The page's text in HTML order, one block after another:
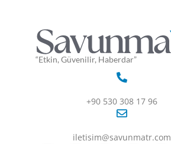
“Etkin, Güvenilir, Haberdar”
+90 530 308 17 96
iletisim@savunmatr.com